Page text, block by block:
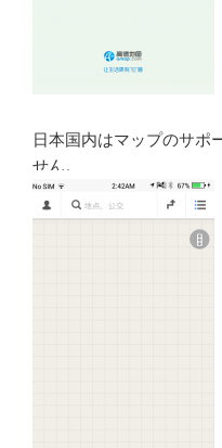
日本国内はマップのサポ
せん。